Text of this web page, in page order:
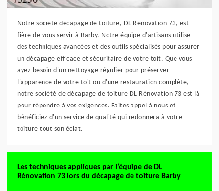
Notre société décapage de toiture, DL Rénovation 73, est
fière de vous servir à Barby. Notre équipe d'artisans utilise
des techniques avancées et des outils spécialisés pour assurer
un décapage efficace et sécuritaire de votre toit. Que vous
ayez besoin d'un nettoyage régulier pour préserver
l'apparence de votre toit ou d'une restauration complète,
notre société de décapage de toiture DL Rénovation 73 est là
pour répondre à vos exigences. Faites appel à nous et
bénéficiez d'un service de qualité qui redonnera à votre
toiture tout son éclat.
Les techniques appliques par l’équipe de DL
Rénovation 73 lors du décapage de toiture Barby